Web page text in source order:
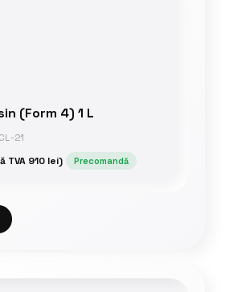
(Form 4) 1 L
21
TVA 910 lei) Precomandă